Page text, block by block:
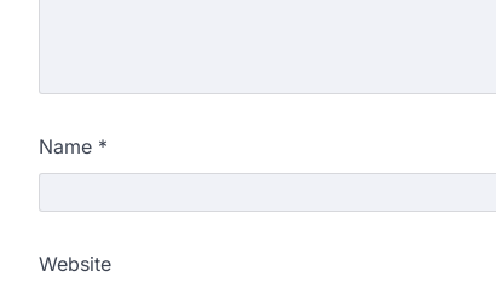
Name *
Website